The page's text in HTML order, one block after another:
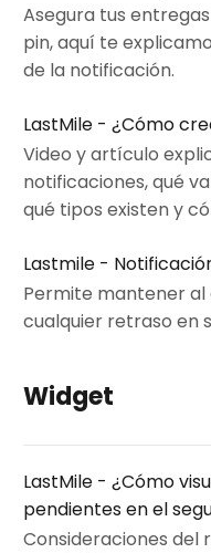
Asegura tus
pin, aquí te
de la notificación.
LastMile - ¿Cómo
Video y artículo
notificaciones, qué
qué tipos existen y
Lastmile -
Permite mantener
cualquier retraso en
Widget
LastMile - ¿Cómo
pendientes en el
Consideraciones